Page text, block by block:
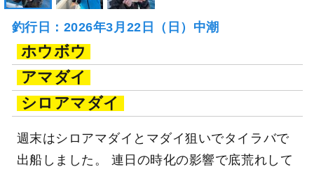
釣行日：2026年3月22日（日）中潮
ホウボウ
アマダイ
シロアマダイ
週末はシロアマダイとマダイ狙いでタイラバで
出船しました。 連日の時化の影響で底荒れして